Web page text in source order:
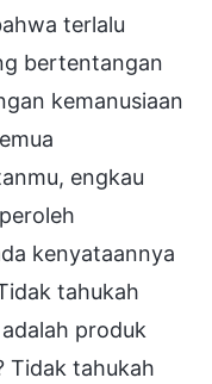
terlalu
bertentangan
kemanusiaan
engkau
kenyataannya
tahukah
produk
Tidak tahukah